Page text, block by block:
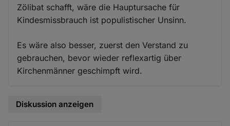
Zölibat schafft, wäre die Hauptursache für
Kindesmissbrauch ist populistischer Unsinn.
Es wäre also besser, zuerst den Verstand zu
gebrauchen, bevor wieder reflexartig über
Kirchenmänner geschimpft wird.
Diskussion anzeigen